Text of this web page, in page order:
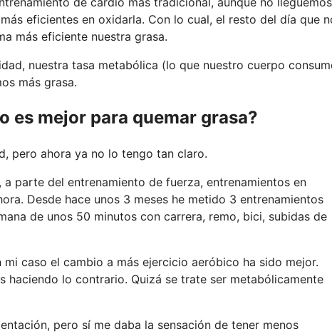
eficientes en oxidarla. Con lo cual, el resto del día que
más eficiente nuestra grasa.
nuestra tasa metabólica (lo que nuestro cuerpo
más grasa.
es mejor para quemar grasa?
pero ahora ya no lo tengo tan claro.
parte del entrenamiento de fuerza, entrenamientos en
Desde hace unos 3 meses he metido 3 entrenamientos
de unos 50 minutos con carrera, remo, bici, subidas de
caso el cambio a más ejercicio aeróbico ha sido mejor.
haciendo lo contrario. Quizá se trate ser metabólicamente
pero sí me daba la sensación de tener menos